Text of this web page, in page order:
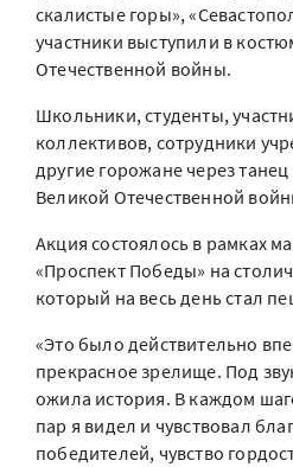
скалистые горы»,
участники выступили в
Отечественной войны.
Школьники, студенты,
коллективов, сотрудники
другие горожане через
Великой Отечественной
Акция состоялось в рамках
«Проспект Победы» на
который на весь день стал
«Это было действительно
прекрасное зрелище. Под
ожила история. В каждом
пар я видел и чувствовал
победителей, чувство